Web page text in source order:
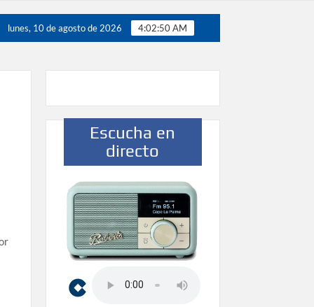
jugadores” Víctor González destaca el papel del
lunes, 10 de agosto de 2026 4:02:51 AM
Escucha en
directo